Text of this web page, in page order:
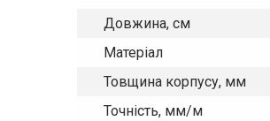
Довжина, см
Матеріал
Товщина корпусу, мм
Точність, мм/м